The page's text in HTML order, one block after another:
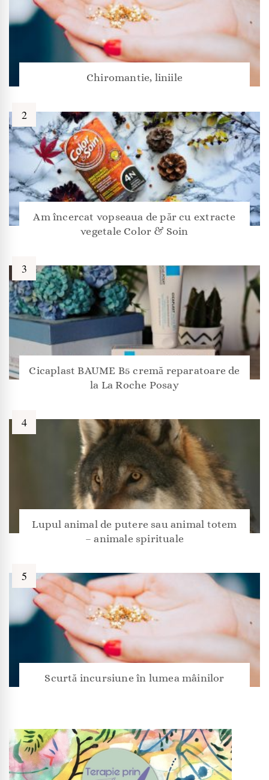
Chiromantie, liniile
Am încercat vopseaua de păr cu extracte
vegetale Color & Soin
Cicaplast BAUME B5 cremă reparatoare de
la La Roche Posay
Lupul animal de putere sau animal totem
– animale spirituale
Scurtă incursiune în lumea mâinilor